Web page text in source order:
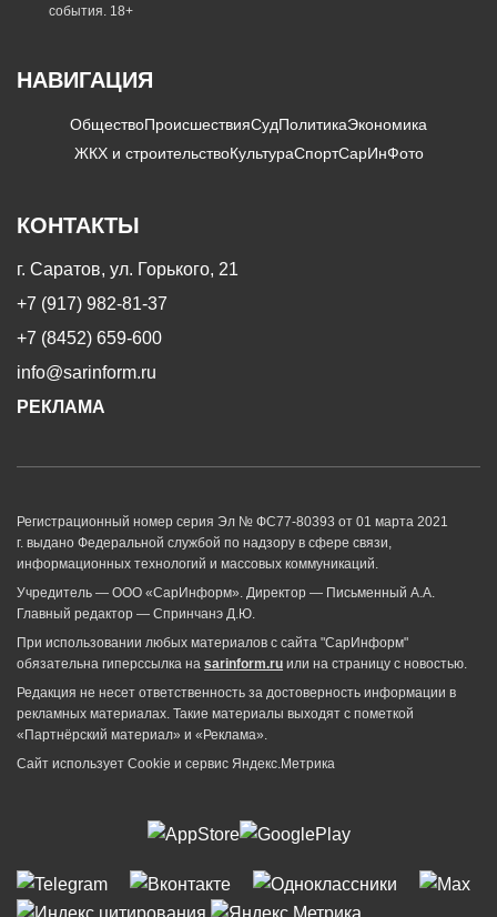
события. 18+
НАВИГАЦИЯ
ОбществоПроисшествияСудПолитикаЭкономика
ЖКХ и строительствоКультураСпортСарИнФото
КОНТАКТЫ
г. Саратов, ул. Горького, 21
+7 (917) 982-81-37
+7 (8452) 659-600
info@sarinform.ru
РЕКЛАМА
Регистрационный номер серия Эл № ФС77-80393 от 01 марта 2021
г. выдано Федеральной службой по надзору в сфере связи,
информационных технологий и массовых коммуникаций.
Учредитель — ООО «СарИнформ». Директор — Письменный А.А.
Главный редактор — Спринчанэ Д.Ю.
При использовании любых материалов с сайта "СарИнформ"
обязательна гиперссылка на sarinform.ru или на страницу с новостью.
Редакция не несет ответственность за достоверность информации в
рекламных материалах. Такие материалы выходят с пометкой
«Партнёрский материал» и «Реклама».
Сайт использует Cookie и сервиc Яндекс.Метрика